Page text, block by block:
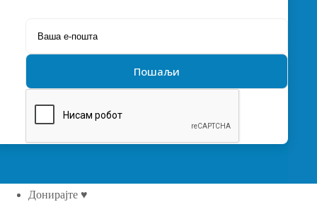
Донирајте ♥